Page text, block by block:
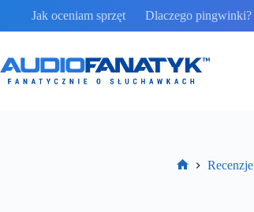
treści
Jak oceniam sprzęt Dlaczego pingwinki?
Recenzje